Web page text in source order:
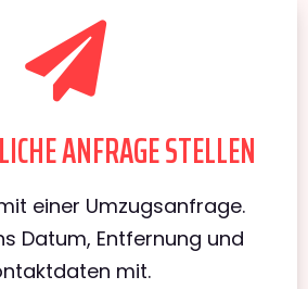
ANFRAGE STELLEN
einer Umzugsanfrage.
Datum, Entfernung und
mit.